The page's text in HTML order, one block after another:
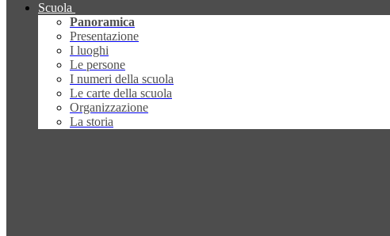
Scuola
Panoramica
Presentazione
I luoghi
Le persone
I numeri della scuola
Le carte della scuola
Organizzazione
La storia